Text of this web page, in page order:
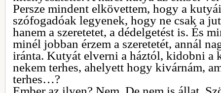
Persze mindent elkövettem, hogy a
szófogadóak legyenek, hogy ne csak a
hanem a szeretetet, a dédelgetést is. És
minél jobban érzem a szeretetét, annál
iránta. Kutyát elverni a háztól, kidobni a
nekem terhes, ahelyett hogy kivárnám,
terhes…?